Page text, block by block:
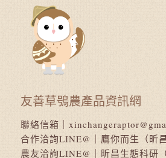
友善草鴞農產品資訊網
聯絡信箱｜
合作洽詢LINE@｜ 鷹你而生（昕
農友洽詢LINE@｜ 昕昌生態科研